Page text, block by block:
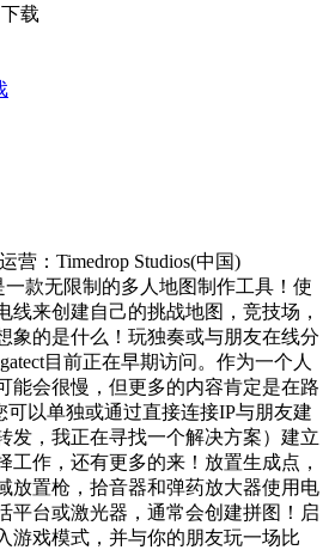
下载
运营：Timedrop Studios(中国)
一款无限制的多人地图制作工具！使
线来创建自己的挑战地图，竞技场，
象的是什么！玩独奏或与朋友在线分
目前正在早期访问。作为一个人
能会很慢，但更多的内容肯定是在路
可以单独或通过直接连接IP与朋友建
发，我正在寻找一个解决方案）建立
工作，还有更多的来！放置生成点，
放置枪，拾音器和弹药放大器使用电
平台或激光器，通常会创建拼图！启
游戏模式，并与你的朋友玩一场比